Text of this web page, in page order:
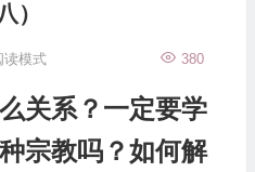
）
380
读模式
关系？一定要学
宗教吗？如何解